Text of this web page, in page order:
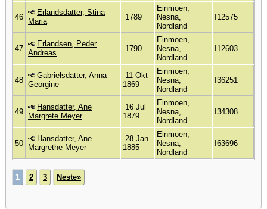
46
Erlandsdatter, Stina
Maria
1789
Einmoen,
Nesna,
Nordland
I12575
47
Erlandsen, Peder
Andreas
1790
Einmoen,
Nesna,
Nordland
I12603
48
Gabrielsdatter, Anna
Georgine
11 Okt
1869
Einmoen,
Nesna,
Nordland
I36251
49
Hansdatter, Ane
Margrete Meyer
16 Jul
1879
Einmoen,
Nesna,
Nordland
I34308
50
Hansdatter, Ane
Margrethe Meyer
28 Jan
1885
Einmoen,
Nesna,
Nordland
I63696
1 2 3 Neste»